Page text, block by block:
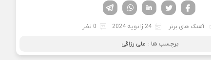
لینکدین تویتر
فیسوک
آهنگ های برتر 24 ژانویه 2024 0 نظر
برچسب ها : علی رزاقی